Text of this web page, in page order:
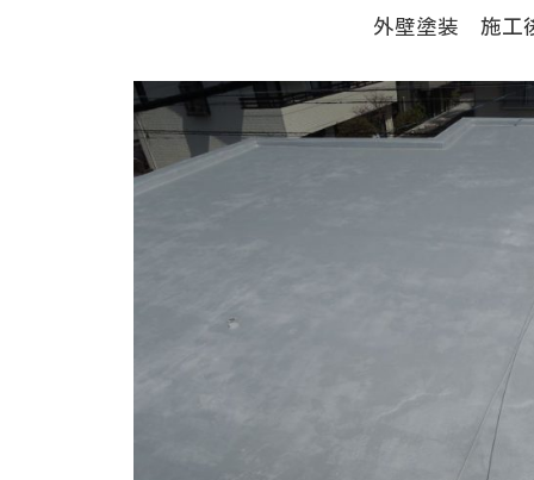
外壁塗装 施工